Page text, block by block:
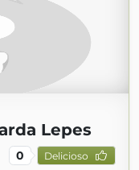
Lepes
0 Delicioso